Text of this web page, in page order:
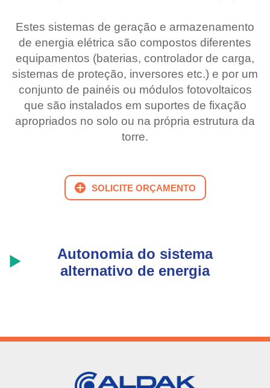
Estes sistemas de geração e armazenamento
de energia elétrica são compostos diferentes
equipamentos (baterias, controlador de carga,
sistemas de proteção, inversores etc.) e por um
conjunto de painéis ou módulos fotovoltaicos
que são instalados em suportes de fixação
apropriados no solo ou na própria estrutura da
torre.
SOLICITE ORÇAMENTO
Autonomia do sistema
alternativo de energia